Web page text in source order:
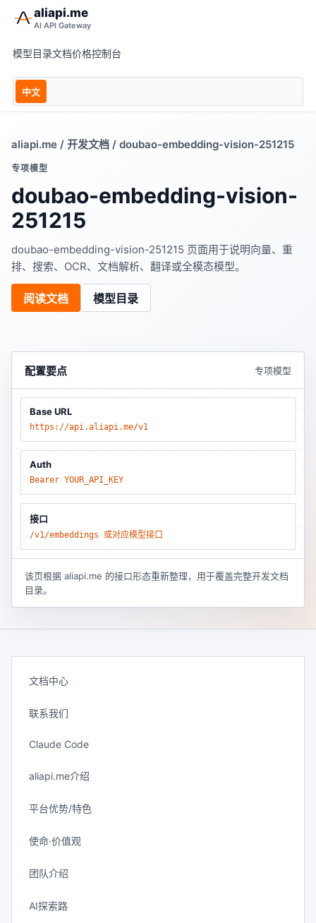
aliapi.me
AI API Gateway
模型目录文档价格控制台
中文
aliapi.me / 开发文档 / doubao-embedding-vision-251215
专项模型
doubao-embedding-vision-
251215
doubao-embedding-vision-251215 页面用于说明向量、重
排、搜索、OCR、文档解析、翻译或全模态模型。
阅读文档 模型目录
配置要点 专项模型
Base URL
https://api.aliapi.me/v1
Auth
Bearer YOUR_API_KEY
接口
/v1/embeddings 或对应模型接口
该页根据 aliapi.me 的接口形态重新整理，用于覆盖完整开发文档
目录。
文档中心
联系我们
Claude Code
aliapi.me介绍
平台优势/特色
使命·价值观
团队介绍
AI探索路